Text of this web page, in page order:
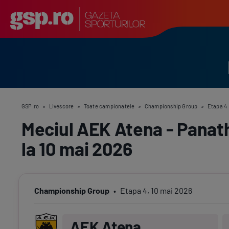
GSP.ro » Livescore » Toate campionatele » Championship Group » Etapa 4
Meciul AEK Atena -
la 10 mai 2026
Championship Group Etapa 4, 10 mai 2026